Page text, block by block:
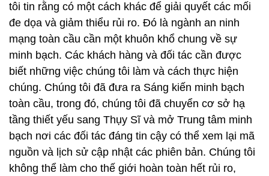
tôi tin rằng có một cách khác để giải quyết các mối
đe dọa và giảm thiểu rủi ro. Đó là ngành an ninh
mạng toàn cầu cần một khuôn khổ chung về sự
minh bạch. Các khách hàng và đối tác cần được
biết những việc chúng tôi làm và cách thực hiện
chúng. Chúng tôi đã đưa ra Sáng kiến ​​minh bạch
toàn cầu, trong đó, chúng tôi đã chuyển cơ sở hạ
tầng thiết yếu sang Thụy Sĩ và mở Trung tâm minh
bạch nơi các đối tác đáng tin cậy có thể xem lại mã
nguồn và lịch sử cập nhật các phiên bản. Chúng tôi
không thể làm cho thế giới hoàn toàn hết rủi ro,